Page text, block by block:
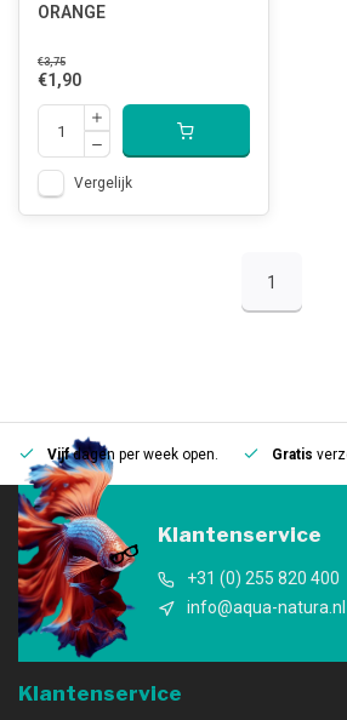
ORANGE
€3,75
€1,90
Vergelijk
1
Vijfdagen per week open. Gratis
Klantenservice
+31 (0) 255 820 400
info@aqua-natura.nl
Klantenservice